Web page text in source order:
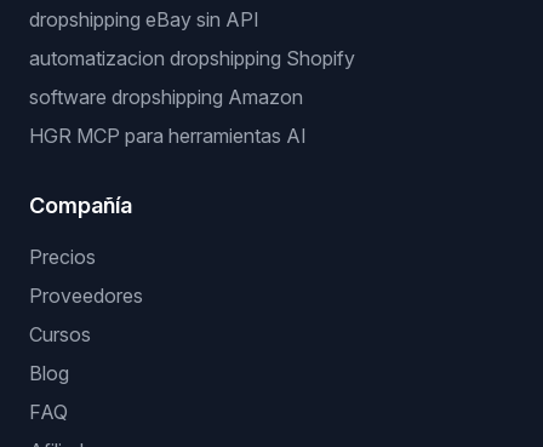
dropshipping eBay sin API
automatizacion dropshipping Shopify
software dropshipping Amazon
HGR MCP para herramientas AI
Compañía
Precios
Proveedores
Cursos
Blog
FAQ